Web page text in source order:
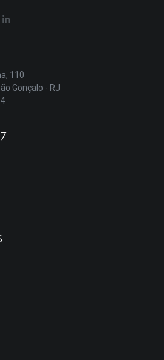
110
Gonçalo - RJ